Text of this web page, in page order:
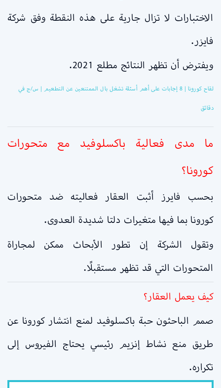
الاختبارات لا تزال جارية على هذه النقطة وفق شركة
فايزر.
ويفترض أن تظهر النتائج مطلع 2021.
لقاح كورونا | 8 إجابات على أهم أسئلة تشغل بال الممتنعين عن التطعيم | س/ج في
دقائق
ما مدى فعالية باكسلوفيد مع متحورات
كورونا؟
بحسب فايرز أثبت العقار فعاليته ضد متحورات
كورونا بما فيها متغيرات دلتا شديدة العدوى.
وتقول الشركة إن تطور الأبحاث ممكن لمجاراة
المتحورات التي قد تظهر مستقبلًا.
كيف يعمل العقار؟
صمم الباحثون حبة باكسلوفيد لمنع انتشار كورونا عن
طريق منع نشاط إنزيم رئيسي يحتاج الفيروس إلى
تكراره.